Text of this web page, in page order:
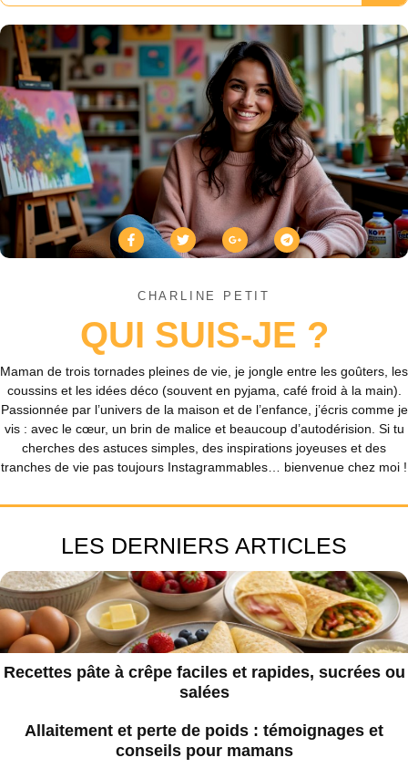
CHARLINE PETIT
QUI SUIS-JE ?
Maman de trois tornades pleines de vie, je jongle entre les goûters, les
coussins et les idées déco (souvent en pyjama, café froid à la main).
Passionnée par l’univers de la maison et de l’enfance, j’écris comme je
vis : avec le cœur, un brin de malice et beaucoup d’autodérision. Si tu
cherches des astuces simples, des inspirations joyeuses et des
tranches de vie pas toujours Instagrammables… bienvenue chez moi !
LES DERNIERS ARTICLES
Recettes pâte à crêpe faciles et rapides, sucrées ou
salées
Allaitement et perte de poids : témoignages et
conseils pour mamans